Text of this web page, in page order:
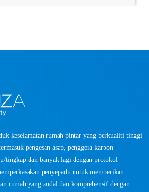
keselamatan rumah pintar yang berkualiti tinggi
pengesan asap, penggera karbon
tingkap dan banyak lagi dengan protokol
penyepadu untuk memberikan
rumah yang andal dan komprehensif dengan